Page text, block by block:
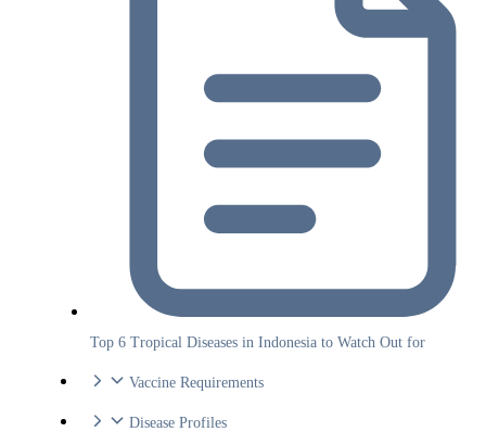
Top 6 Tropical Diseases in Indonesia to Watch Out for
Vaccine Requirements
Disease Profiles